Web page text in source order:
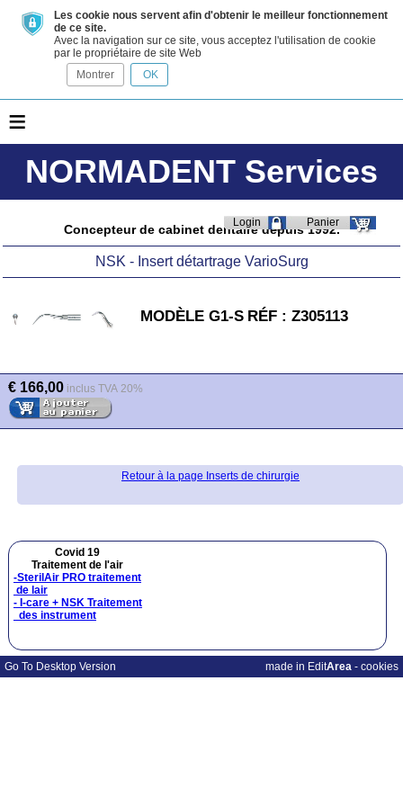
Les cookie nous servent afin d'obtenir le meilleur fonctionnement
de ce site.
Avec la navigation sur ce site, vous acceptez l'utilisation de cookie
par le propriétaire de site Web
Montrer
OK
≡
Login Panier
NORMADENT Services
Concepteur de cabinet dentaire depuis 1992.
NSK - Insert détartrage VarioSurg
MODÈLE G1-S RÉF : Z305113
€ 166,00 inclus TVA 20%
Retour à la page Inserts de chirurgie
Covid 19
Traitement de l'air
-SterilAir PRO traitement
de lair
- I-care + NSK Traitement
des instrument
Go To Desktop Version made in EditArea - cookies